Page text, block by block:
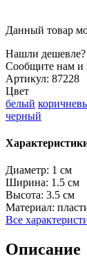
Данный товар
Нашли дешевле?
Сообщите нам и
Артикул: 87228
Цвет
белый
черный
Диаметр: 1 см
Ширина: 1.5 см
Высота: 3.5 см
Материал:
Все
Описание